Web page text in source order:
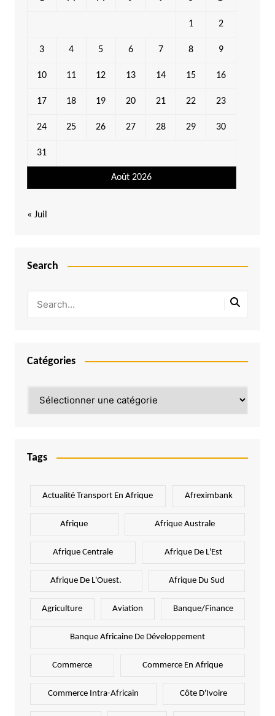
Août 2026
1 2
3 4 5 6 7 8 9
10 11 12 13 14 15 16
17 18 19 20 21 22 23
24 25 26 27 28 29 30
31
« Juil
Search
Catégories
Tags
Actualité Transport En Afrique Afreximbank
Afrique Afrique Australe
Afrique Centrale Afrique De L'Est
Afrique De L'Ouest. Afrique Du Sud
Agriculture Aviation Banque/Finance
Banque Africaine De Développement
Commerce Commerce En Afrique
Commerce Intra-Africain Côte D'Ivoire